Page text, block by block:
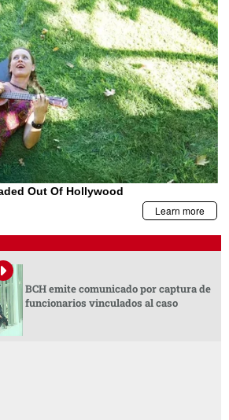
BCH emite comunicado por captura de
funcionarios vinculados al caso